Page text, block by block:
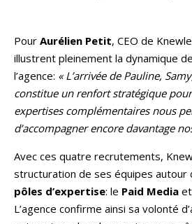
Pour Aurélien Petit, CEO de
illustrent pleinement la dynamique
l’agence: « L’arrivée de Pauline,
constitue un renfort stratégique
expertises complémentaires nous
d’accompagner encore davantage
Avec ces quatre recrutements,
structuration de ses équipes autour
pôles d’expertise: le Paid Media
L’agence confirme ainsi sa volonté